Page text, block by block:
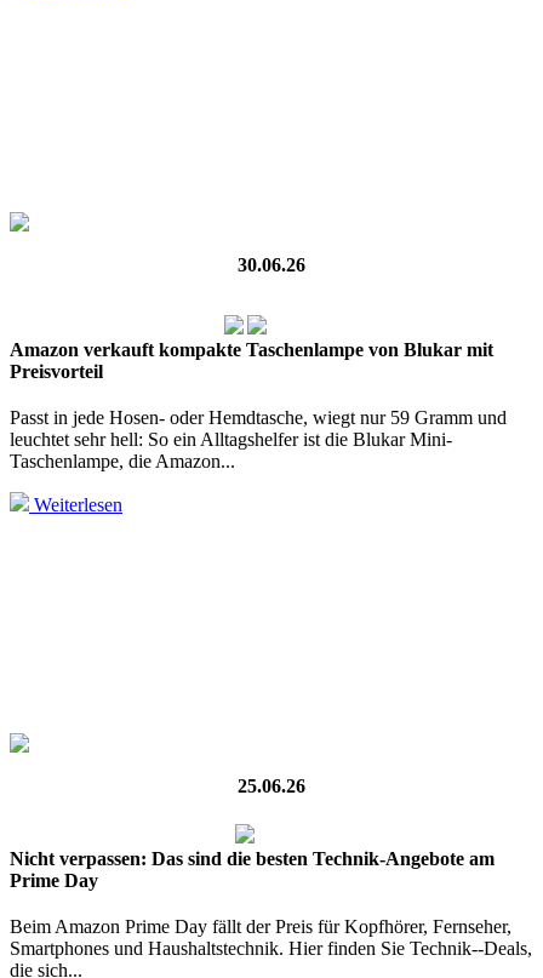
30.06.26
Amazon verkauft kompakte Taschenlampe von Blukar mit
Preisvorteil
Passt in jede Hosen- oder Hemdtasche, wiegt nur 59 Gramm und
leuchtet sehr hell: So ein Alltagshelfer ist die Blukar Mini-
Taschenlampe, die Amazon...
Weiterlesen
25.06.26
Nicht verpassen: Das sind die besten Technik-Angebote am
Prime Day
Beim Amazon Prime Day fällt der Preis für Kopfhörer, Fernseher,
Smartphones und Haushaltstechnik. Hier finden Sie Technik--Deals,
die sich...